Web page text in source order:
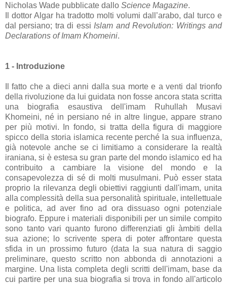
Nicholas Wade pubblicate dallo Science Magazine.
Il dottor Algar ha tradotto molti volumi dall’arabo, dal turco e
dal persiano; tra di essi Islam and Revolution: Writings and
Declarations of Imam Khomeini.
1 - Introduzione
Il fatto che a dieci anni dalla sua morte e a venti dal trionfo
della rivoluzione da lui guidata non fosse ancora stata scritta
una biografia esaustiva dell'imam Ruhullah Musavi
Khomeini, né in persiano né in altre lingue, appare strano
per più motivi. In fondo, si tratta della figura di maggiore
spicco della storia islamica recente perché la sua influenza,
già notevole anche se ci limitiamo a considerare la realtà
iraniana, si è estesa su gran parte del mondo islamico ed ha
contribuito a cambiare la visione del mondo e la
consapevolezza di sé di molti musulmani. Può esser stata
proprio la rilevanza degli obiettivi raggiunti dall'imam, unita
alla complessità della sua personalità spirituale, intellettuale
e politica, ad aver fino ad ora dissuaso ogni potenziale
biografo. Eppure i materiali disponibili per un simile compito
sono tanto vari quanto furono differenziati gli àmbiti della
sua azione; lo scrivente spera di poter affrontare questa
sfida in un prossimo futuro (data la sua natura di saggio
preliminare, questo scritto non abbonda di annotazioni a
margine. Una lista completa degli scritti dell'imam, base da
cui partire per una sua biografia si trova in fondo all'articolo